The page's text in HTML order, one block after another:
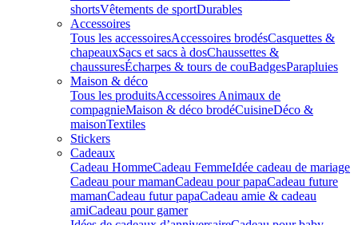
shortsVêtements de sportDurables
Accessoires
Tous les accessoiresAccessoires brodésCasquettes &
chapeauxSacs et sacs à dosChaussettes &
chaussuresÉcharpes & tours de couBadgesParapluies
Maison & déco
Tous les produitsAccessoires Animaux de
compagnieMaison & déco brodéCuisineDéco &
maisonTextiles
Stickers
Cadeaux
Cadeau HommeCadeau FemmeIdée cadeau de mariage​
Cadeau pour mamanCadeau pour papaCadeau future
mamanCadeau futur papaCadeau amie & cadeau
amiCadeau pour gamer